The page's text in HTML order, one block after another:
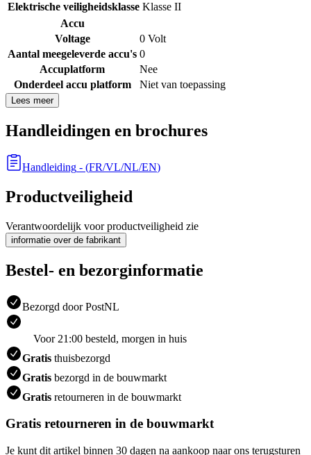
Elektrische veiligheidsklasse Klasse II
Accu
Voltage
0 Volt
Aantal meegeleverde accu's 0
Accuplatform
Nee
Onderdeel accu platform
Niet van toepassing
Lees meer
Handleidingen en brochures
Handleiding - (FR/VL/NL/EN)
Productveiligheid
Verantwoordelijk voor productveiligheid zie
informatie over de fabrikant
Bestel- en bezorginformatie
Bezorgd door PostNL
Voor 21:00 besteld, morgen in huis
Gratis thuisbezorgd
Gratis bezorgd in de bouwmarkt
Gratis retourneren in de bouwmarkt
Gratis retourneren in de bouwmarkt
Je kunt dit artikel binnen 30 dagen na aankoop naar ons terugsturen